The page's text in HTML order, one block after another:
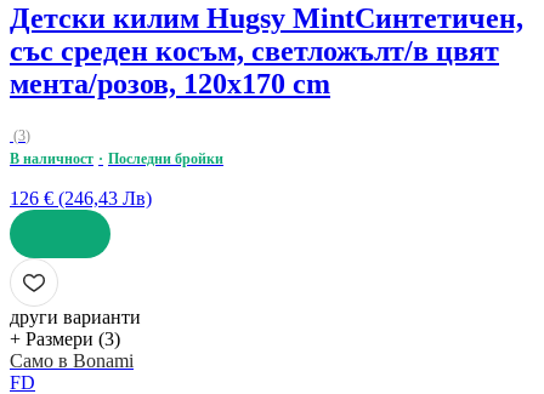
Детски килим Hugsy MintСинтетичен,
със среден косъм, светложълт/в цвят
мента/розов, 120x170 cm
(3)
В наличност
Последни бройки
126 € (246,43 Лв)
ДОБАВИ
други варианти
+ Размери (3)
Само в Bonami
FD